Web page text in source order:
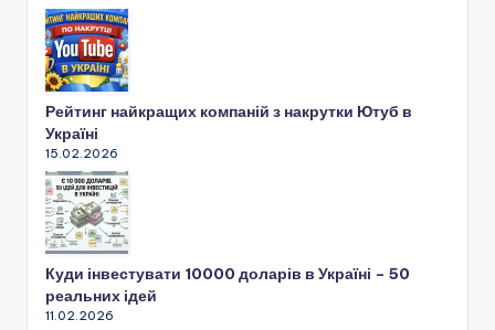
Рейтинг найкращих компаній з накрутки Ютуб в
Україні
15.02.2026
Куди інвестувати 10000 доларів в Україні – 50
реальних ідей
11.02.2026